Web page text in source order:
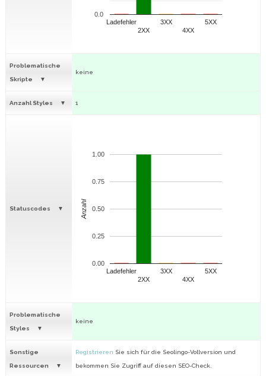
Ladefehler
2XX
3XX
4XX
5XX
0.0
Problematische
Skripte
keine
Anzahl Styles 1
Statuscodes
Ladefehler
2XX
3XX
4XX
5XX
0.00
0.25
0.50
0.75
1.00
Anzahl
Problematische
Styles
keine
Sonstige
Ressourcen
Registrieren Sie sich für die Seolingo-Vollversion und
bekommen Sie Zugriff auf diesen SEO-Check.